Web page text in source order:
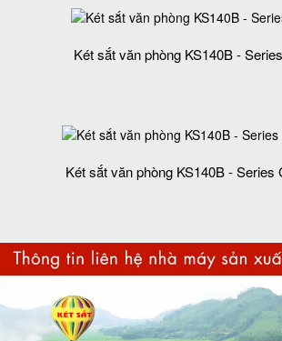
Két sắt văn phòng KS140B -
Két sắt văn phòng KS140B - Series